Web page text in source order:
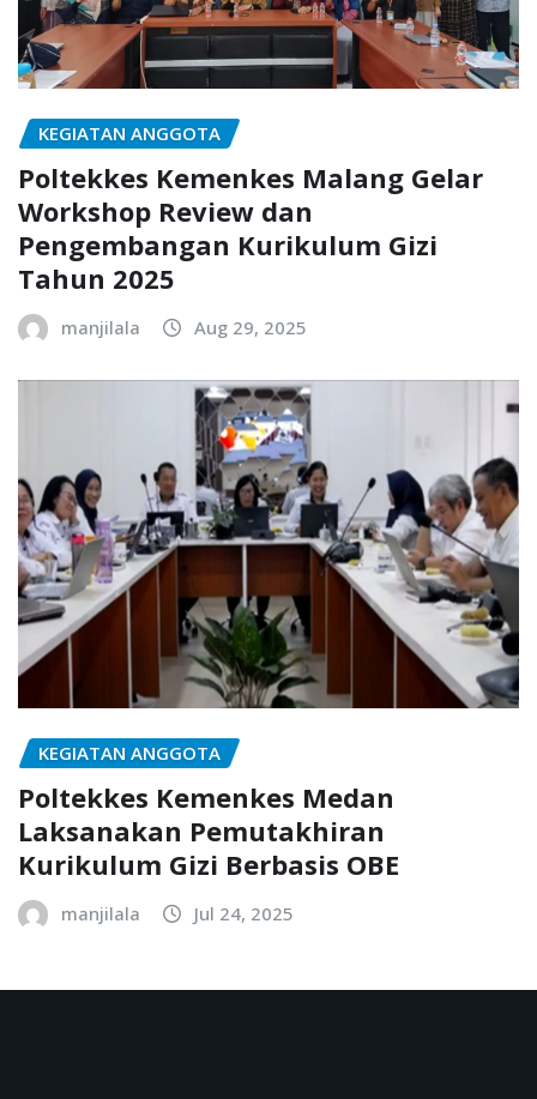
KEGIATAN ANGGOTA
Poltekkes Kemenkes Malang Gelar
Workshop Review dan
Pengembangan Kurikulum Gizi
Tahun 2025
manjilala Aug 29, 2025
KEGIATAN ANGGOTA
Poltekkes Kemenkes Medan
Laksanakan Pemutakhiran
Kurikulum Gizi Berbasis OBE
manjilala Jul 24, 2025